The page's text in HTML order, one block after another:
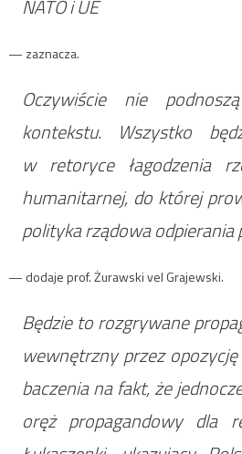
NATO i UE
— zaznacza.
Oczywiście nie
kontekstu. Wszystko
w retoryce łagodzenia
humanitarnej, do której
polityka rządowa odpierania
— dodaje prof. Żurawski vel Grajewski.
Będzie to rozgrywane
wewnętrzny przez
baczenia na fakt, że
oręż propagandowy dla